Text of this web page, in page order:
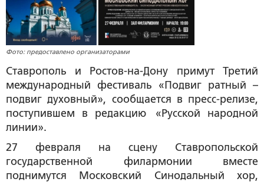
Фото: предоставлено организаторами
Ставрополь и Ростов-на-Дону примут Третий
международный фестиваль «Подвиг ратный –
подвиг духовный», сообщается в пресс-релизе,
поступившем в редакцию «Русской народной
линии».
27 февраля на сцену Ставропольской
государственной филармонии вместе
поднимутся Московский Синодальный хор,